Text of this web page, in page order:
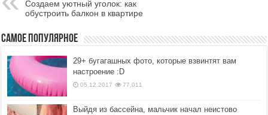
Создаем уютный уголок: как
обустроить балкон в квартире
Самое популярное
29+ бугагашных фото, которые взвинтят вам
настроение :D
05.12.2017 77,011
Выйдя из бассейна, мальчик начал неистово